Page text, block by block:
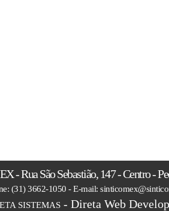
- Rua São Sebastião, 147 - Centro -
(31) 3662-1050 - E-mail:
SISTEMAS- Direta Web